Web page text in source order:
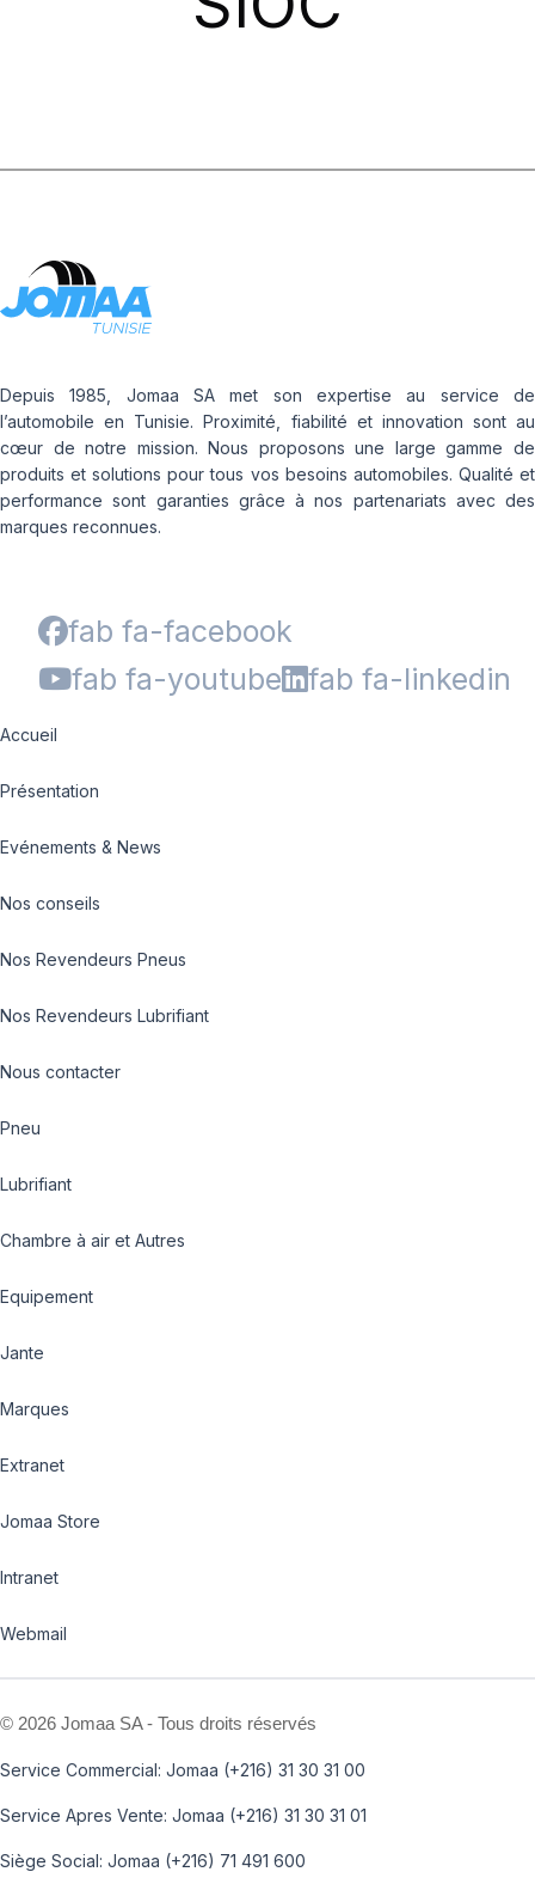
Depuis 1985, Jomaa SA met son expertise au service de
l’automobile en Tunisie. Proximité, fiabilité et innovation sont au
cœur de notre mission. Nous proposons une large gamme de
produits et solutions pour tous vos besoins automobiles. Qualité et
performance sont garanties grâce à nos partenariats avec des
marques reconnues.
fab fa-facebook
fab fa-youtube
fab fa-linkedin
Accueil
Présentation
Evénements & News
Nos conseils
Nos Revendeurs Pneus
Nos Revendeurs Lubrifiant
Nous contacter
Pneu
Lubrifiant
Chambre à air et Autres
Equipement
Jante
Marques
Extranet
Jomaa Store
Intranet
Webmail
© 2026 Jomaa SA - Tous droits réservés
Service Commercial: Jomaa (+216) 31 30 31 00
Service Apres Vente: Jomaa (+216) 31 30 31 01
Siège Social: Jomaa (+216) 71 491 600